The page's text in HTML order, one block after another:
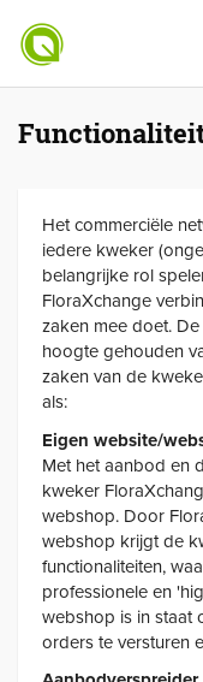
Het commerciële
iedere kweker
belangrijke rol
FloraXchange
zaken mee doet.
hoogte gehouden
zaken van de
als:
Eigen website/
Met het aanbod en
kweker
webshop. Door
webshop krijgt de
functionaliteiten,
professionele en
webshop is in staat
orders te versturen